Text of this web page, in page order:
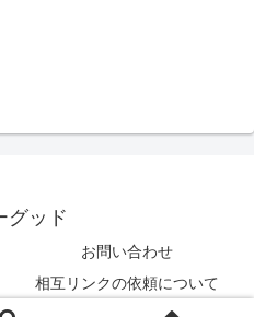
グッド
お問い合わせ
相互リンクの依頼について